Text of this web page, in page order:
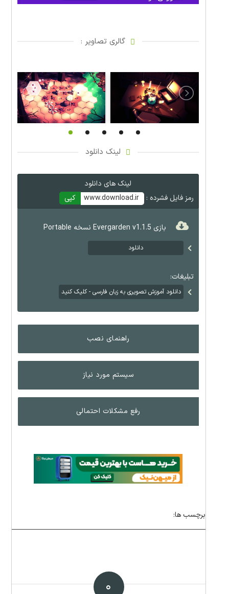
گالری تصاویر :
لینک دانلود
لینک های دانلود
رمز فایل فشرده :
www.download.ir کپی
بازی Evergarden v1.1.5 نسخه Portable
دانلود
تبلیغات:
دانلود آموزش تصویری به زبان فارسی - کلیک کنید
راهنمای نصب
سیستم مورد نیاز
رفع مشکلات احتمالی
برچسب ها:
۰